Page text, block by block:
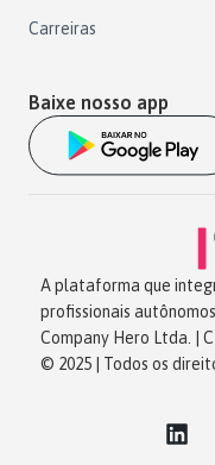
Carreiras
Baixe nosso app
A plataforma que
profissionais autônomos
Company Hero Ltda. |
© 2025 | Todos os